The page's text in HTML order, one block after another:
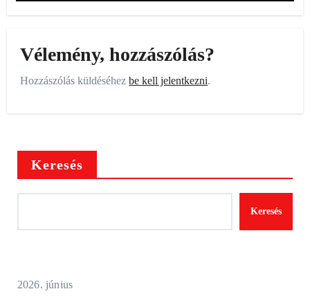
Vélemény, hozzászólás?
Hozzászólás küldéséhezbe kell jelentkezni.
Keresés
Keresés
2026. június